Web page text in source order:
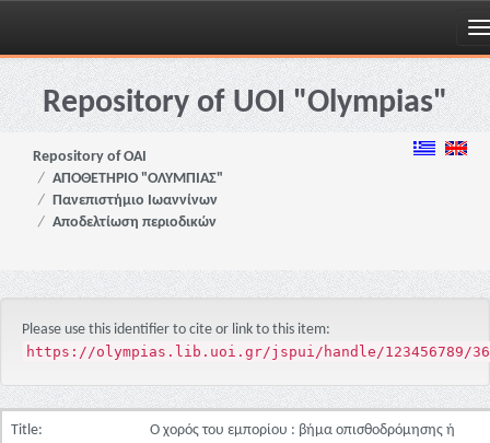
Skip
navigationRepository of UOI "Olympias"
Repository of OAI
ΑΠΟΘΕΤΗΡΙΟ "ΟΛΥΜΠΙΑΣ"
Πανεπιστήμιο Ιωαννίνων
Αποδελτίωση περιοδικών
Please use this identifier to cite or link to this item:
https://olympias.lib.uoi.gr/jspui/handle/123456789/
Title:
Ο χορός του εμπορίου : βήμα οπισθοδρόμησης ή